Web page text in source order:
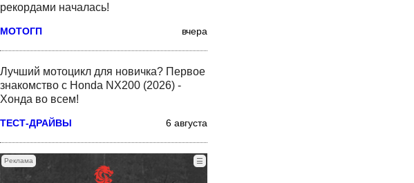
рекордами началась!
МОТОГП вчера
Лучший мотоцикл для новичка? Первое
знакомство с Honda NX200 (2026) -
Хонда во всем!
ТЕСТ-ДРАЙВЫ 6 августа
Реклама ☰